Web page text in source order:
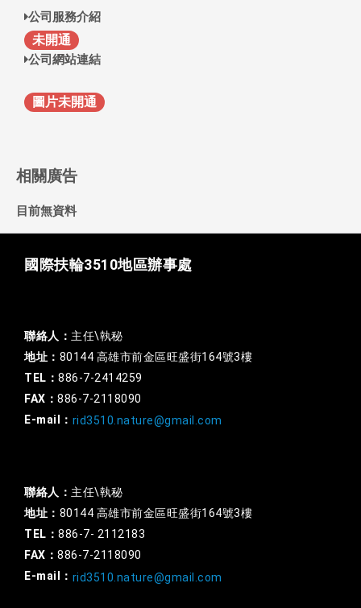
公司服務介紹
未開通
公司網站連結
圖片未開通
相關廣告
目前無資料
國際扶輪3510地區辦事處
聯絡人： 主任\執秘
地址： 80144 高雄市前金區旺盛街164號3樓
TEL： 886-7-2414259
FAX： 886-7-2118090
E-mail： rid3510.nature@gmail.com
聯絡人： 主任\執秘
地址： 80144 高雄市前金區旺盛街164號3樓
TEL： 886-7- 2112183
FAX： 886-7-2118090
E-mail： rid3510.nature@gmail.com